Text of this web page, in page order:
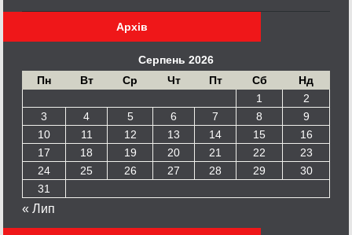
Архів
Серпень 2026
Пн
Вт Ср Чт Пт Сб
Нд
1
2
3
4 5 6 7 8
9
10
11 12 13 14 15
16
17
18 19 20 21 22
23
24
25 26 27 28 29
30
31
« Лип